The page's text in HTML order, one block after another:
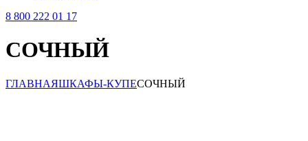
8 800 222 01 17
СОЧНЫЙ
ГЛАВНАЯШКАФЫ-КУПЕСОЧНЫЙ